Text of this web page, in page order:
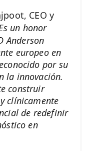
CEO y
un honor
Anderson
europeo en
por su
la innovación.
construir
clínicamente
de redefinir
en